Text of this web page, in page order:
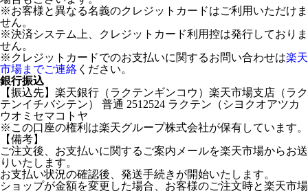
※お客様と異なる名義のクレジットカードはご利用いただけま
せん。
※決済システム上、クレジットカード利用控は発行しておりま
せん。
※クレジットカードでのお支払いに関するお問い合わせは楽天
市場までご連絡 ください。
銀行振込
【振込先】楽天銀行（ラクテンギンコウ）楽天市場支店（ラク
テンイチバシテン） 普通 2512524 ラクテン（シヨクオアツカ
ウオミセマコトヤ
※この口座の権利は楽天グループ株式会社が保有しています。
【備考】
ご注文後、お支払いに関するご案内メールを楽天市場からお送
りいたします。
お支払い状況の確認後、発送手続きが開始いたします。
ショップが金額を変更した場合、お客様のご注文時と楽天市場